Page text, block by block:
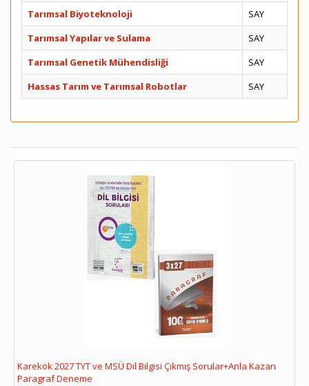
Tarımsal Biyoteknoloji
SAY
Tarımsal Yapılar ve Sulama
SAY
Tarımsal Genetik Mühendisliği
SAY
Hassas Tarım ve Tarımsal Robotlar
SAY
Karekök 2027 TYT ve MSÜ Dil Bilgisi Çıkmış Sorular+Anla Kazan
Paragraf Deneme